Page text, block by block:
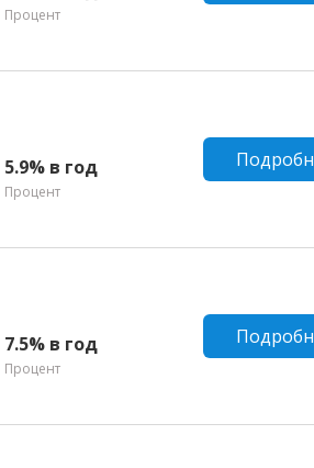
Процент
5.9% в год
Процент
7.5% в год
Процент